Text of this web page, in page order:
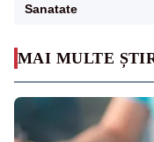
MAI MULTE
Sanatate